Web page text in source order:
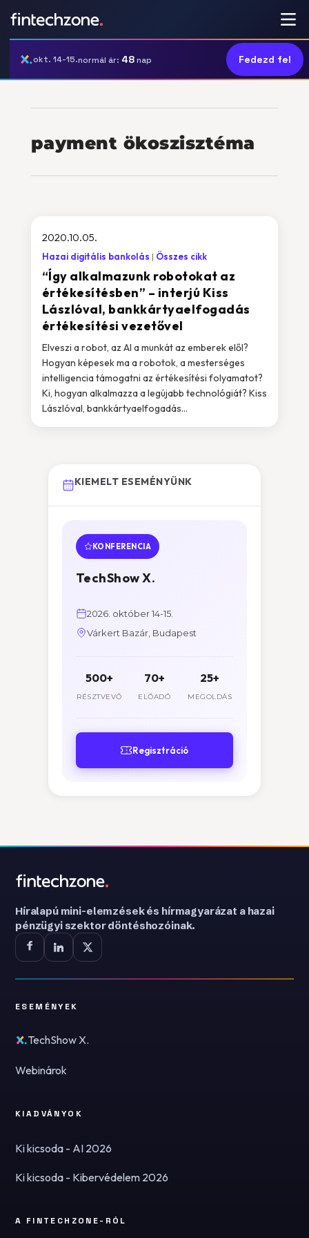
okt. 14-15.normál ár: 48nap Fedezd fel
payment ökoszisztéma
“Így alkalmazunk robotokat az
értékesítésben” – interjú Kiss
Lászlóval, bankkártyaelfogadás
értékesítési vezetővel
2020.10.05.
Hazai digitális bankolás Összes cikk
Elveszi a robot, az AI a munkát az emberek elől?
Hogyan képesek ma a robotok, a mesterséges
intelligencia támogatni az értékesítési folyamatot?
Ki, hogyan alkalmazza a legújabb technológiát? Kiss
Lászlóval, bankkártyaelfogadás...
KIEMELT ESEMÉNYÜNK
KONFERENCIA
TechShow X.
2026. október 14-15.
Várkert Bazár, Budapest
500+
RÉSZTVEVŐ
70+
ELŐADÓ
25+
MEGOLDÁS
Regisztráció
Híralapú mini-elemzések és hírmagyarázat a hazai
pénzügyi szektor döntéshozóinak.
ESEMÉNYEK
TechShow X.
Webinárok
KIADVÁNYOK
Ki kicsoda - AI 2026
Ki kicsoda - Kibervédelem 2026
A FINTECHZONE-RÓL